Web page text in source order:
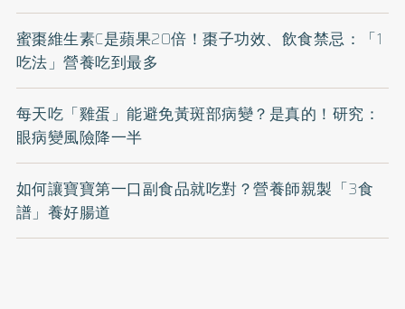
蜜棗維生素C是蘋果20倍！棗子功效、飲食禁忌：「1
吃法」營養吃到最多
每天吃「雞蛋」能避免黃斑部病變？是真的！研究：
眼病變風險降一半
如何讓寶寶第一口副食品就吃對？營養師親製「3食
譜」養好腸道